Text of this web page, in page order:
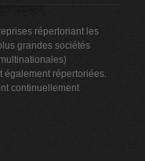
répertoriant les
grandes sociétés
également répertoriées.
continuellement